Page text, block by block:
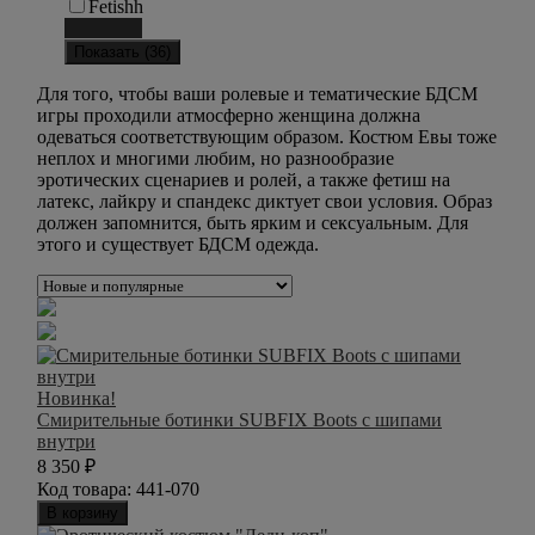
Fetishh
Показать ( 36 )
Для того, чтобы ваши ролевые и тематические БДСМ
игры проходили атмосферно женщина должна
одеваться соответствующим образом. Костюм Евы тоже
неплох и многими любим, но разнообразие
эротических сценариев и ролей, а также фетиш на
латекс, лайкру и спандекс диктует свои условия. Образ
должен запомнится, быть ярким и сексуальным. Для
этого и существует БДСМ одежда.
Новинка!
Смирительные ботинки SUBFIX Boots с шипами
внутри
8 350 ₽
Код товара: 441-070
В корзину